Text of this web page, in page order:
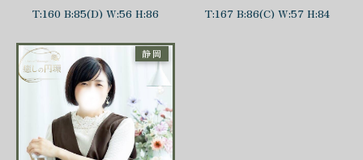
T:160 B:85(D) W:56 H:86 T:167 B:86(C) W:57 H:84
静岡